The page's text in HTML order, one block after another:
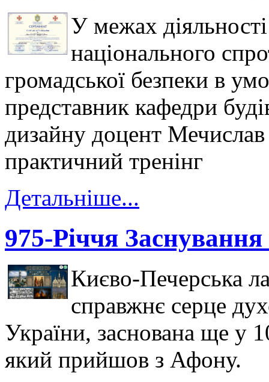
У межах
національного
громадської безпеки в
представник кафедри
дизайну доцент
практичний тренінг
Детальніше...
975-Річчя
Києво-Печерська
справжнє серце
України, заснована ще у
який прийшов з Афону.